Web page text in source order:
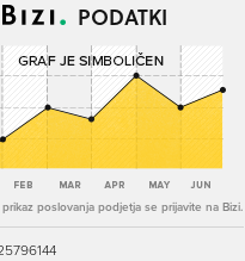
PODATKI
poslovanja podjetja se prijavite na Bizi.